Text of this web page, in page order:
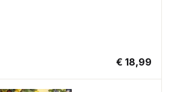
€ 18,99